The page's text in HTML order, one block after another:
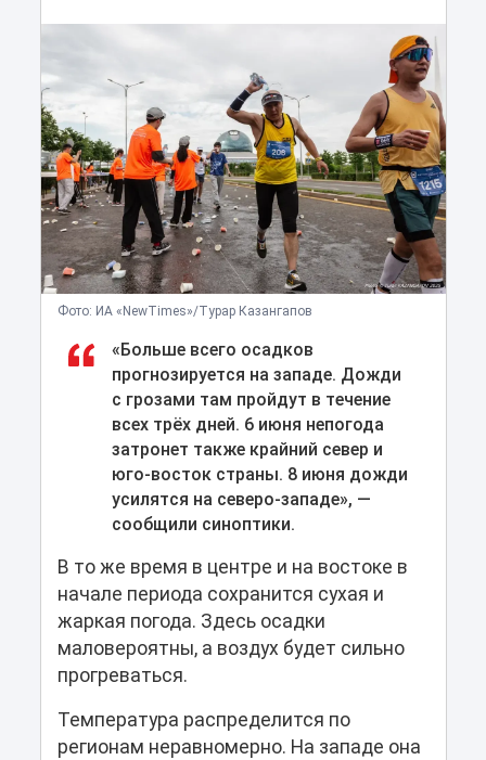
Фото: ИА «NewTimes»/Турар Казангапов
«Больше всего осадков
прогнозируется на западе. Дожди
с грозами там пройдут в течение
всех трёх дней. 6 июня непогода
затронет также крайний север и
юго-восток страны. 8 июня дожди
усилятся на северо-западе», —
сообщили синоптики.
В то же время в центре и на востоке в
начале периода сохранится сухая и
жаркая погода. Здесь осадки
маловероятны, а воздух будет сильно
прогреваться.
Температура распределится по
регионам неравномерно. На западе она